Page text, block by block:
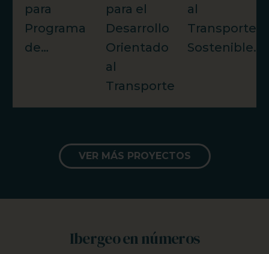
para
Programa
de…
para el
Desarrollo
Orientado
al
Transporte…
al
Transporte
Sostenible…
VER MÁS PROYECTOS
Ibergeo en números